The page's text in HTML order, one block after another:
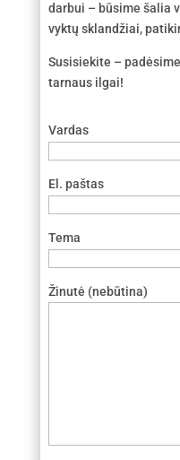
darbui – būsime šalia
vyktų sklandžiai,
Susisiekite –
tarnaus ilgai!
Vardas
El. paštas
Tema
Žinutė (nebūtina)